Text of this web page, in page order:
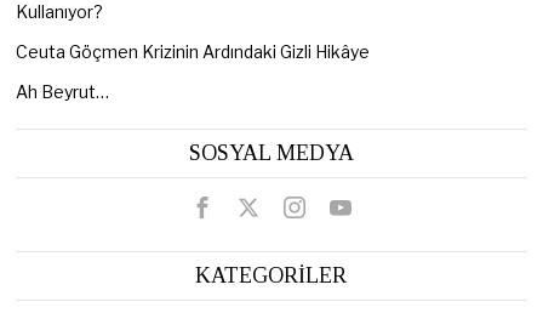
Kullanıyor?
Ceuta Göçmen Krizinin Ardındaki Gizli Hikâye
Ah Beyrut…
SOSYAL MEDYA
KATEGORİLER